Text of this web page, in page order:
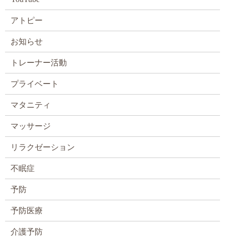
アトピー
お知らせ
トレーナー活動
プライベート
マタニティ
マッサージ
リラクゼーション
不眠症
予防
予防医療
介護予防